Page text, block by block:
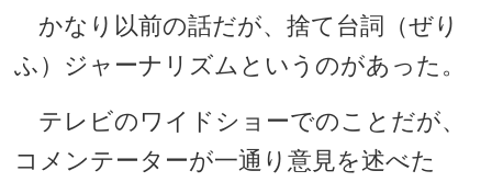
かなり以前の話だが、捨て台詞（ぜり
ふ）ジャーナリズムというのがあった。
テレビのワイドショーでのことだが、
コメンテーターが一通り意見を述べた